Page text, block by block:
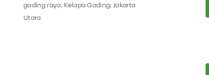
gading raya, Kelapa Gading, Jakarta
Utara